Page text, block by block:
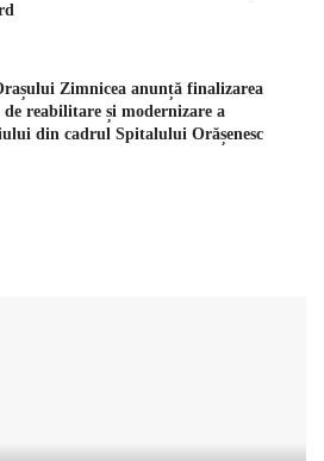
Zimnicea anunță finalizarea
reabilitare și modernizare a
din cadrul Spitalului Orășenesc